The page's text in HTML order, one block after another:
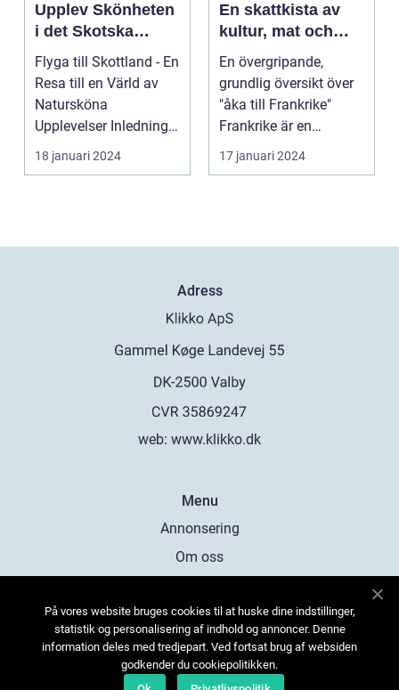
Upplev Skönheten
i det Skotska
Landskapet
Flyga till Skottland - En
Resa till en Värld av
Natursköna
Upplevelser Inledning:
Skottland, det my...
18 januari 2024
En skattkista av
kultur, mat och
historia
En övergripande,
grundlig översikt över
"åka till Frankrike"
Frankrike är en
destination som ofta
17 januari 2024
Adress
web: www.klikko.dk
Menu
Annonsering
Om oss
Kontakta oss
Sitemap
På vores website bruges cookies til at huske dine indstillinger,
statistik og personalisering af indhold og annoncer. Denne
information deles med tredjepart. Ved fortsat brug af websiden
godkender du cookiepolitikken.